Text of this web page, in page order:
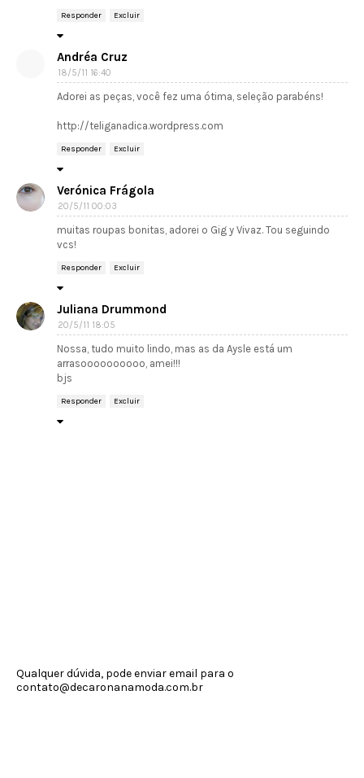
Responder Excluir
Andréa Cruz
18/5/11 16:40
Adorei as peças, você fez uma ótima, seleção parabéns!
http://teliganadica.wordpress.com
Responder Excluir
Verónica Frágola
20/5/11 00:03
muitas roupas bonitas, adorei o Gig y Vivaz. Tou seguindo
vcs!
Responder Excluir
Juliana Drummond
20/5/11 18:05
Nossa, tudo muito lindo, mas as da Aysle está um
arrasoooooooooo, amei!!!
bjs
Responder Excluir
Qualquer dúvida, pode enviar email para o
contato@decaronanamoda.com.br